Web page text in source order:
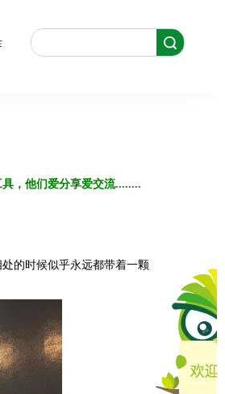
，他们爱分享爱交流........
的时候似乎永远都带着一颗